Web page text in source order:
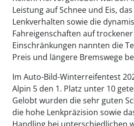
Leistung auf Schnee und Eis,
Lenkverhalten sowie die
Fahreigenschaften auf
Einschränkungen nannten die
Preis und längere Bremswege
Im Auto-Bild-Winterreifentest
Alpin 5 den 1. Platz unter 10
Gelobt wurden die sehr guten
die hohe Lenkpräzision sowie
Handling bei unterschiedlichen